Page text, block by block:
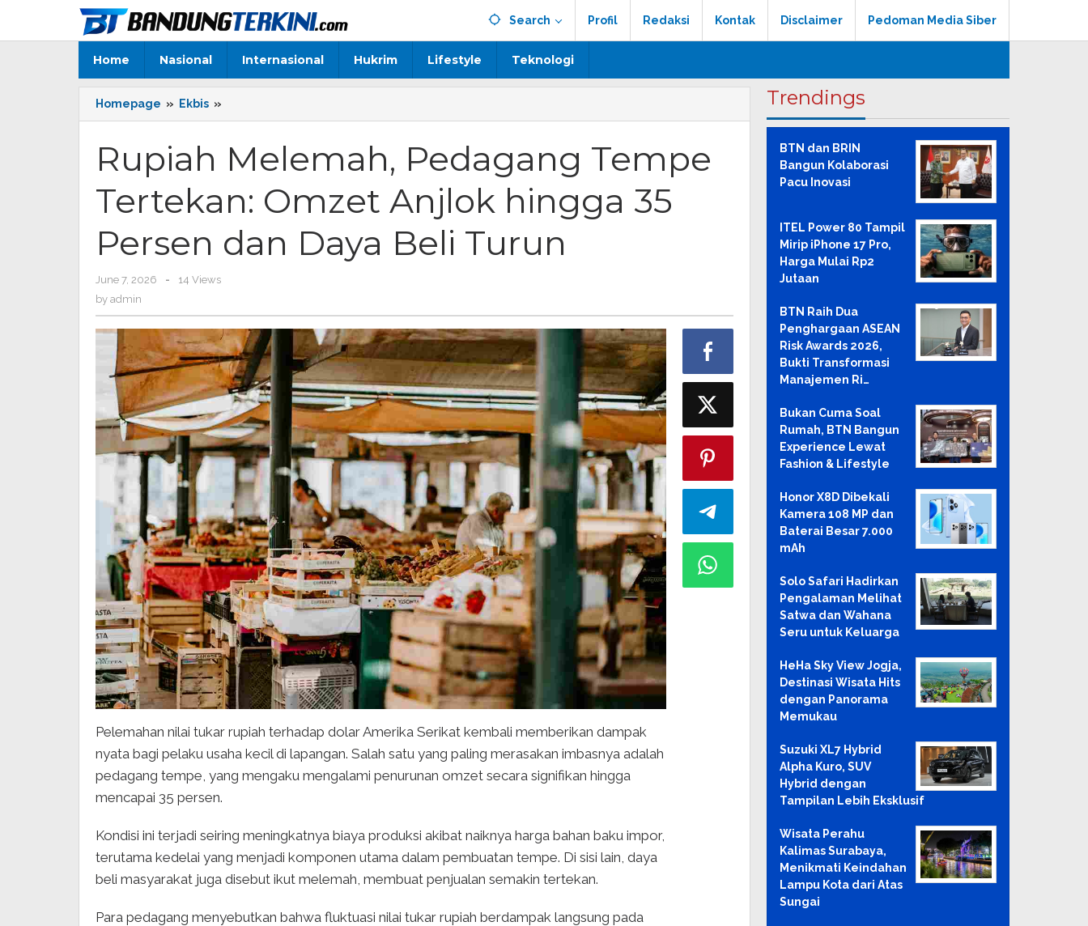
content
Search Profil Redaksi Kontak Disclaimer Pedoman Media Siber
Home Nasional Internasional Hukrim Lifestyle Teknologi
Homepage » Ekbis »
Melemah,
Tempe
Tertekan:
Anjlok
35
Persen
Rupiah Melemah, Pedagang Tempe
Tertekan: Omzet Anjlok hingga 35
Persen dan Daya Beli Turun
June 7, 2026
by
-
14 Views
by admin
Pelemahan nilai tukar rupiah terhadap dolar Amerika Serikat kembali memberikan dampak
nyata bagi pelaku usaha kecil di lapangan. Salah satu yang paling merasakan imbasnya adalah
pedagang tempe, yang mengaku mengalami penurunan omzet secara signifikan hingga
mencapai 35 persen.
Kondisi ini terjadi seiring meningkatnya biaya produksi akibat naiknya harga bahan baku impor,
terutama kedelai yang menjadi komponen utama dalam pembuatan tempe. Di sisi lain, daya
beli masyarakat juga disebut ikut melemah, membuat penjualan semakin tertekan.
Para pedagang menyebutkan bahwa fluktuasi nilai tukar rupiah berdampak langsung pada
Trendings
BTN dan BRIN
Bangun Kolaborasi
Pacu Inovasi
ITEL Power 80 Tampil
Mirip iPhone 17 Pro,
Harga Mulai Rp2
Jutaan
BTN Raih Dua
Penghargaan ASEAN
Risk Awards 2026,
Bukti Transformasi
Manajemen Ri…
Bukan Cuma Soal
Rumah, BTN Bangun
Experience Lewat
Fashion & Lifestyle
Honor X8D Dibekali
Kamera 108 MP dan
Baterai Besar 7.000
mAh
Solo Safari Hadirkan
Pengalaman Melihat
Satwa dan Wahana
Seru untuk Keluarga
HeHa Sky View Jogja,
Destinasi Wisata Hits
dengan Panorama
Memukau
Suzuki XL7 Hybrid
Alpha Kuro, SUV
Hybrid dengan
Tampilan Lebih Eksklusif
Wisata Perahu
Kalimas Surabaya,
Menikmati Keindahan
Lampu Kota dari Atas
Sungai